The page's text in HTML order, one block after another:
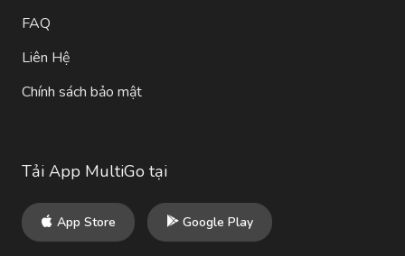
FAQ
Liên Hệ
Chính sách bảo mật
Tải App MultiGo tại
App Store Google Play